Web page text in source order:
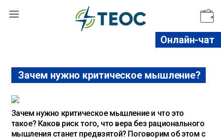
Онлайн-чат
Зачем нужно критическое мышление?
Зачем нужно критическое мышление и что это
такое? Каков риск того, что вера без рационального
мышления станет предвзятой? Поговорим об этом с